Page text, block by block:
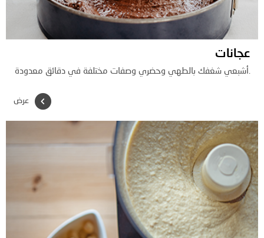
عجانات
.أشبعي شغفك بالطهي وحضري وصفات مختلفة في دقائق معدودة
عرض